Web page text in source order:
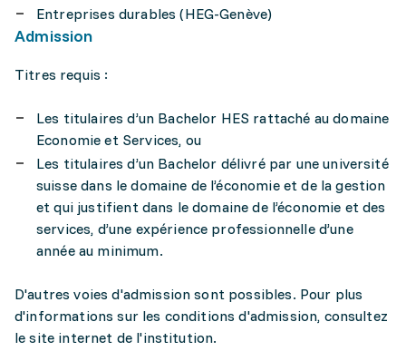
Entreprises durables (HEG-Genève)
Admission
Titres requis :
Les titulaires d’un Bachelor HES rattaché au domaine
Economie et Services, ou
Les titulaires d’un Bachelor délivré par une université
suisse dans le domaine de l’économie et de la gestion
et qui justifient dans le domaine de l’économie et des
services, d’une expérience professionnelle d’une
année au minimum.
D'autres voies d'admission sont possibles. Pour plus
d'informations sur les conditions d'admission, consultez
le site internet de l'institution.